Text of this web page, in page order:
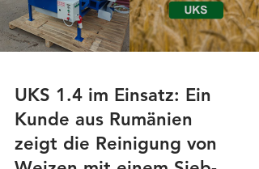
💡 Europäische Qualität, CE-zertifizierte
Maschinen und professioneller Service —
jetzt noch näher bei Ihnen in
Load video
UKS 1.4 im Einsatz: Ein
Kunde aus Rumänien